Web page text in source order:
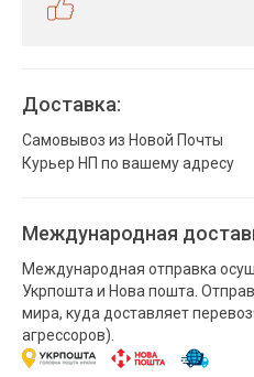
Доставка:
Самовывоз из Новой Почты
Курьер НП по вашему адресу
Международная
Международная отправка
Укрпошта и Нова пошта.
мира, куда доставляет
агрессоров).